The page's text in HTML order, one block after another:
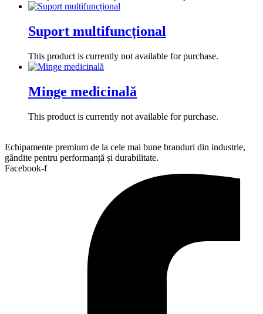
Suport multifuncțional
This product is currently not available for purchase.
Minge medicinală
This product is currently not available for purchase.
Echipamente premium de la cele mai bune branduri din industrie,
gândite pentru performanță și durabilitate.
Facebook-f